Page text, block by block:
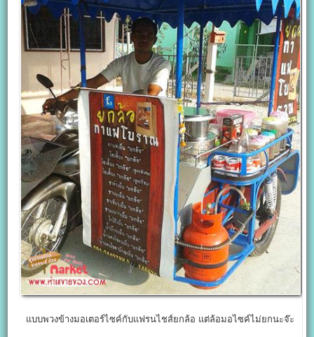
แบบพวงข้างมอเตอร์ไซค์กับแฟรนไชส์ยกล้อ แต่ล้อมอไซค์ไม่ยกนะจ๊ะ